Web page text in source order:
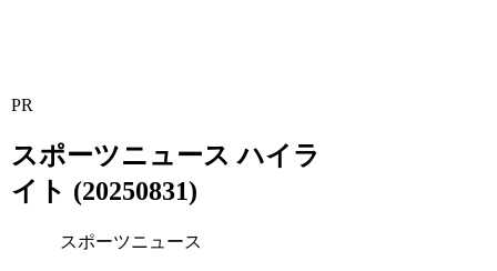
PR
スポーツニュース ハイラ
イト (20250831)
スポーツニュース